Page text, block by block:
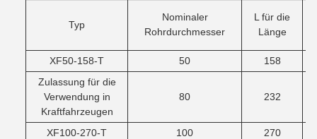
Typ
Nominaler
Rohrdurchmesser
L für die
Länge
XF50-158-T 50
158
Zulassung für die
Verwendung in
Kraftfahrzeugen
80 232
XF100-270-T 100
270